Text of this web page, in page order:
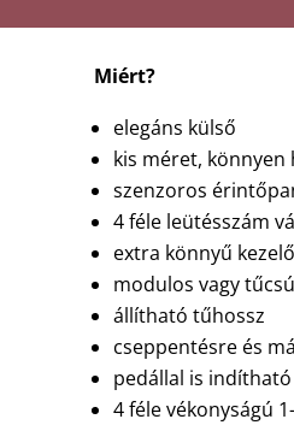
Miért?
elegáns külső
kis méret,
szenzoros
4 féle leütésszám
extra könnyű
modulos vagy
állítható tűhossz
cseppentésre és
pedállal is indítható
4 féle vékonyságú